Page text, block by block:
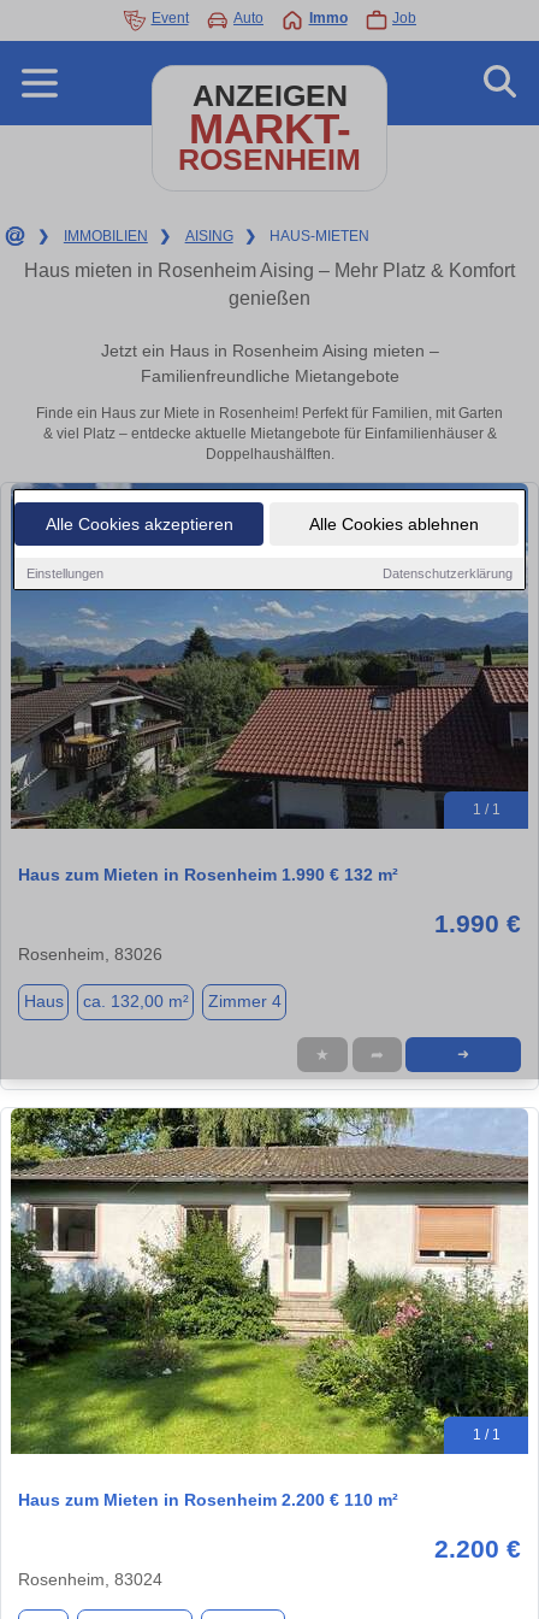
Alle Cookies akzeptieren Alle Cookies ablehnen
Einstellungen Datenschutzerklärung
Event Auto Immo Job
ANZEIGEN
MARKT-
ROSENHEIM
❯ IMMOBILIEN ❯ AISING ❯ HAUS-MIETEN
Haus mieten in Rosenheim Aising – Mehr Platz & Komfort
genießen
Jetzt ein Haus in Rosenheim Aising mieten –
Familienfreundliche Mietangebote
Finde ein Haus zur Miete in Rosenheim! Perfekt für Familien, mit Garten
& viel Platz – entdecke aktuelle Mietangebote für Einfamilienhäuser &
Doppelhaushälften.
1 / 1
Haus zum Mieten in Rosenheim 1.990 € 132 m²
1.990 €
Rosenheim, 83026
Haus ca. 132,00 m² Zimmer 4
★ ➦ ➜
1 / 1
Haus zum Mieten in Rosenheim 2.200 € 110 m²
2.200 €
Rosenheim, 83024